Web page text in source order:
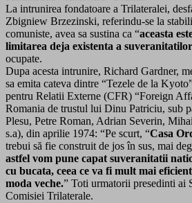
La intrunirea fondatoare a Trilateralei,
Zbigniew Brzezinski, referindu-se la
comuniste, avea sa sustina ca “aceasta
limitarea deja existenta a
ocupate.
Dupa acesta intrunire, Richard Gardner,
sa emita cateva dintre “Tezele de la
pentru Relatii Externe (CFR) “Foreign
Romania de trustul lui Dinu Patriciu, sub
Plesu, Petre Roman, Adrian Severin,
s.a), din aprilie 1974: “Pe scurt, “Casa
trebui să fie construit de jos în sus, mai
astfel vom pune capat suveranitatii
cu bucata, ceea ce va fi mult mai
moda veche.” Toti urmatorii presedinti ai
Comisiei Trilaterale.